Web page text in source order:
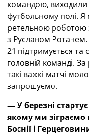
командою, виходили
футбольному полі. Я
ретельною роботою
з Русланом
21 підтримується та
головній команді.
такі важкі матчі
запрошуємо.
—У березні
якому ми зіграємо
Боснії і